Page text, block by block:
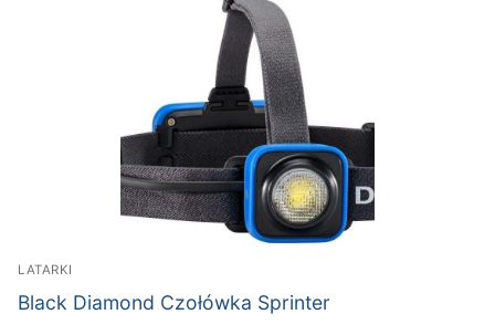
LATARKI
Black Diamond Czołówka Sprinter